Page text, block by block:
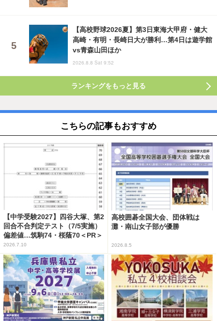
【高校野球2026夏】第3日東海大甲府・健大
高崎・有明・長崎日大が勝利…第4日は遊学館
vs青森山田ほか
2026.8.8 Sat 9:52
ランキングをもっと見る
こちらの記事もおすすめ
【中学受験2027】四谷大塚、第2
回合不合判定テスト（7/5実施）
偏差値…筑駒74・桜蔭70＜PR＞
2026.7.10
高校囲碁全国大会、団体戦は
灘・南山女子部が優勝
2026.8.5